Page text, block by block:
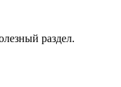
раздел.